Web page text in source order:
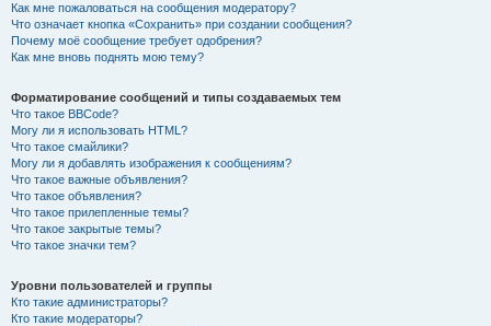
Как мне пожаловаться на сообщения модератору?
Что означает кнопка «Сохранить» при создании сообщения?
Почему моё сообщение требует одобрения?
Как мне вновь поднять мою тему?
Форматирование сообщений и типы создаваемых тем
Что такое BBCode?
Могу ли я использовать HTML?
Что такое смайлики?
Могу ли я добавлять изображения к сообщениям?
Что такое важные объявления?
Что такое объявления?
Что такое прилепленные темы?
Что такое закрытые темы?
Что такое значки тем?
Уровни пользователей и группы
Кто такие администраторы?
Кто такие модераторы?